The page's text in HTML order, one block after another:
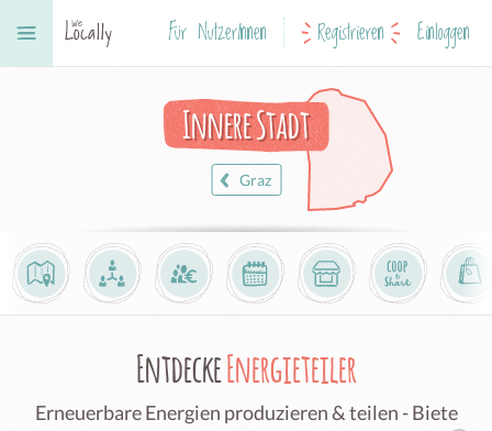
Für NutzerInnen Registrieren Einloggen
Innere Stadt
Graz
EntdeckeEnergieteiler
Erneuerbare Energien produzieren & teilen - Biete